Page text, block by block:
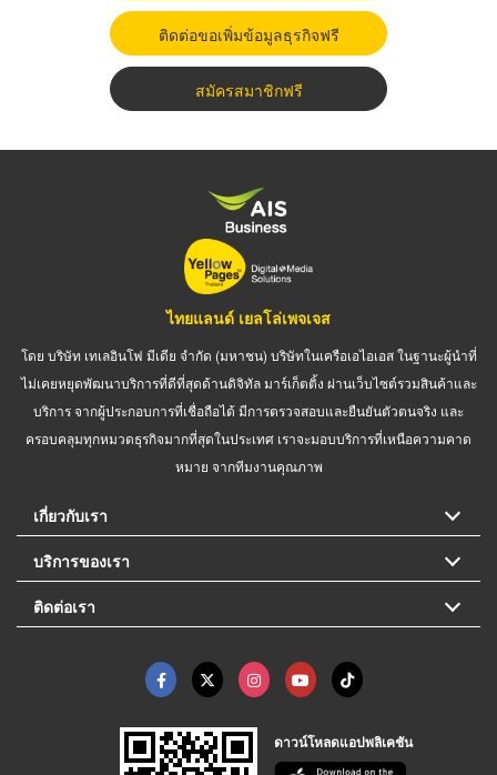
ติดต่อขอเพิ่มข้อมูลธุรกิจฟรี
สมัครสมาชิกฟรี
ไทยแลนด์ เยลโล่เพจเจส
โดย บริษัท เทเลอินโฟ มีเดีย จำกัด (มหาชน) บริษัทในเครือเอไอเอส ในฐานะผู้นำที่
ไม่เคยหยุดพัฒนาบริการที่ดีที่สุดด้านดิจิทัล มาร์เก็ตติ้ง ผ่านเว็บไซต์รวมสินค้าและ
บริการ จากผู้ประกอบการที่เชื่อถือได้ มีการตรวจสอบและยืนยันตัวตนจริง และ
ครอบคลุมทุกหมวดธุรกิจมากที่สุดในประเทศ เราจะมอบบริการที่เหนือความคาด
หมาย จากทีมงานคุณภาพ
เกี่ยวกับเรา
บริการของเรา
ติดต่อเรา
ดาวน์โหลดแอปพลิเคชัน